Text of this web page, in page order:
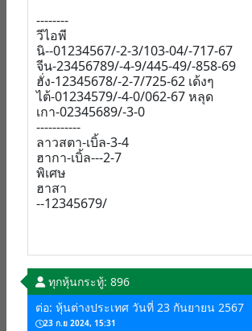
--------
วีไอพี
นิ--01234567/-2-3/103-04/-717-67
จีน-23456789/-4-9/445-49/-858-69
ฮั่ง-12345678/-2-7/725-62 เด้งๆ
ไต้-01234579/-4-0/062-67 หลุด
เกา-02345689/-3-0
-----------
ลาวสตา-เบิ้ล-3-4
ฮากา-เบิ้ล---2-7
พิเศษ
ฮาสา
--12345679/
ทุกหุ้นกระทู้: 896
ต่อ: หุ้นต่างประเทศ วันที่ 23 กันยายน 2567
23 ก.ย 2024, 15:31